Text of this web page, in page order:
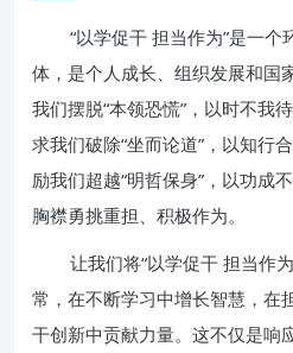
“以学促干 担当作为”是一
体，是个人成长、组织发展和国
我们摆脱“本领恐慌”，以时不我
求我们破除“坐而论道”，以知行
励我们超越“明哲保身”，以功成
胸襟勇挑重担、积极作为。
让我们将“以学促干 担当作
常，在不断学习中增长智慧，在
干创新中贡献力量。这不仅是响